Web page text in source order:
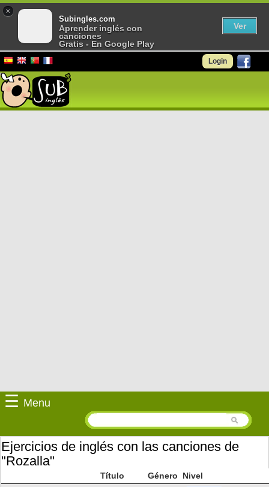
Login
☰ Menu
Ejercicios de inglés con las canciones de
"Rozalla"
Título Género
Nivel
×
Subingles.com
Aprender inglés con
canciones
Gratis - En Google Play
Ver